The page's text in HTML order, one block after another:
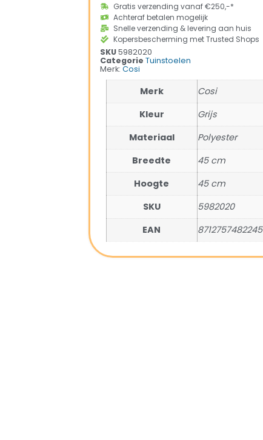
Gratis verzending vanaf €250,-*
Achteraf betalen mogelijk
Snelle verzending & levering aan huis
Kopersbescherming met Trusted Shops
SKU5982020
Categorie Tuinstoelen
Merk: Cosi
Merk
Cosi
Kleur
Grijs
Materiaal
Polyester
Breedte
45 cm
Hoogte
45 cm
SKU
5982020
EAN
8712757482245